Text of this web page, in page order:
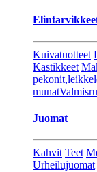
Kuivatuotteet
Kastikkeet
munat
Juomat
Kahvit Teet
Urheilujuomat